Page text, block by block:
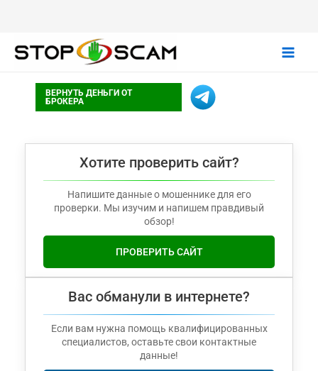
ВЕРНУТЬ ДЕНЬГИ ОТ
БРОКЕРА
Хотите проверить сайт?
Напишите данные о мошеннике для его
проверки. Мы изучим и напишем правдивый
обзор!
ПРОВЕРИТЬ САЙТ
Вас обманули в интернете?
Если вам нужна помощь квалифицированных
специалистов, оставьте свои контактные
данные!